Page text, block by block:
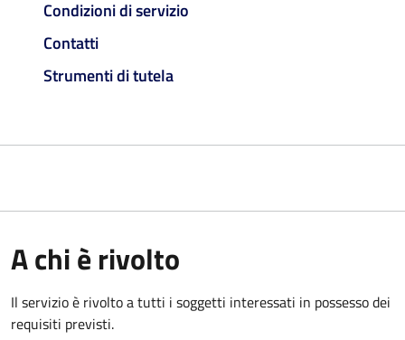
Condizioni di servizio
Contatti
Strumenti di tutela
A chi è rivolto
Il servizio è rivolto a tutti i soggetti interessati in possesso dei
requisiti previsti.